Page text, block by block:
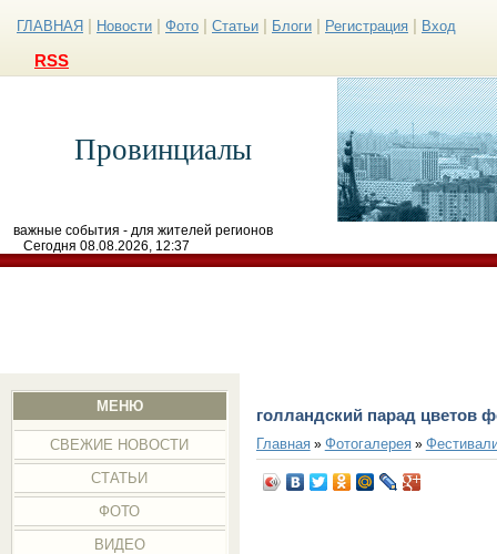
ГЛАВНАЯ Новости Фото Статьи Блоги Регистрация Вход
RSS
Провинциалы
важные события - для жителей регионов
Сегодня 08.08.2026, 12:37
МЕНЮ
СВЕЖИЕ НОВОСТИ
СТАТЬИ
ФОТО
ВИДЕО
голландский парад цветов
Главная» Фотогалерея»